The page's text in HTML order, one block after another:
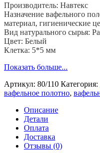
50
м,
шир.
80
см,
пл.
гр,
Производитель: Навтекс
Назначение вафельного
материал, гигиенические
Вид натурального сырья:
Цвет: Белый
Клетка: 5*5 мм
Показать больше...
Артикул: 80/110 Категория:
вафельное полотно,
Описание
Детали
Оплата
Доставка
Отзывы (0)